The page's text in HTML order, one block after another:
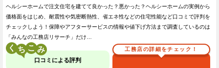
ヘルシーホームで注文住宅を建てて良かった？悪かった？ヘルシーホームの実例から
価格面をはじめ、耐震性や気密断熱性、省エネ性などの住宅性能など口コミで評判を
チェックしよう！保障やアフターサービスの情報や値下げ方法まで調査しているのは
「みんなの工務店リサーチ」だけ…
く こ
口コミによる評判
工務店の詳細をチェック！